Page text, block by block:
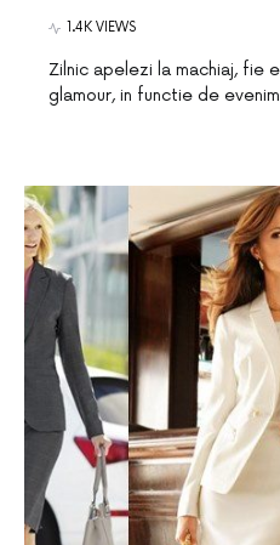
1.4K VIEWS
Zilnic apelezi la machiaj, fie
glamour, in functie de